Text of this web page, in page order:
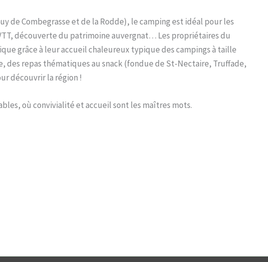
de Combegrasse et de la Rodde), le camping est idéal pour les
découverte du patrimoine auvergnat… Les propriétaires du
grâce à leur accueil chaleureux typique des campings à taille
des repas thématiques au snack (fondue de St-Nectaire, Truffade,
découvrir la région !
où convivialité et accueil sont les maîtres mots.